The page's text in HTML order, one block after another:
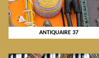
ANTIQUAIRE 37